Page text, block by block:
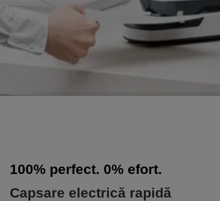
100% perfect. 0% efort.
Capsare electrică rapidă